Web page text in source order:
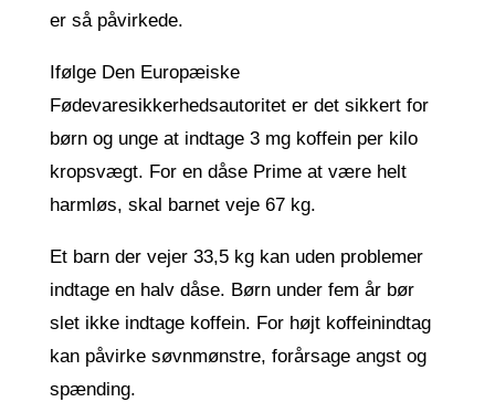
er så påvirkede.
Ifølge Den Europæiske
Fødevaresikkerhedsautoritet er det sikkert for
børn og unge at indtage 3 mg koffein per kilo
kropsvægt. For en dåse Prime at være helt
harmløs, skal barnet veje 67 kg.
Et barn der vejer 33,5 kg kan uden problemer
indtage en halv dåse. Børn under fem år bør
slet ikke indtage koffein. For højt koffeinindtag
kan påvirke søvnmønstre, forårsage angst og
spænding.